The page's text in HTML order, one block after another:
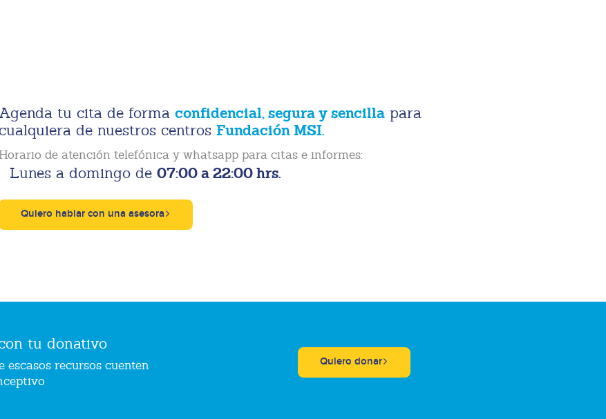
tu cita de forma confidencial, segura y sencillapara
de nuestros centros Fundación MSI.
Horario de atención telefónica y whatsapp para citas e informes:
Lunes a domingo de 07:00 a 22:00 hrs.
Quiero hablar con una asesora
tu donativo
escasos recursos cuenten
Quiero donar